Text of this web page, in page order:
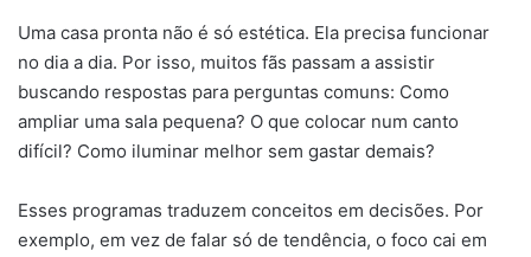
Uma casa pronta não é só estética. Ela precisa funcionar
no dia a dia. Por isso, muitos fãs passam a assistir
buscando respostas para perguntas comuns: Como
ampliar uma sala pequena? O que colocar num canto
difícil? Como iluminar melhor sem gastar demais?
Esses programas traduzem conceitos em decisões. Por
exemplo, em vez de falar só de tendência, o foco cai em